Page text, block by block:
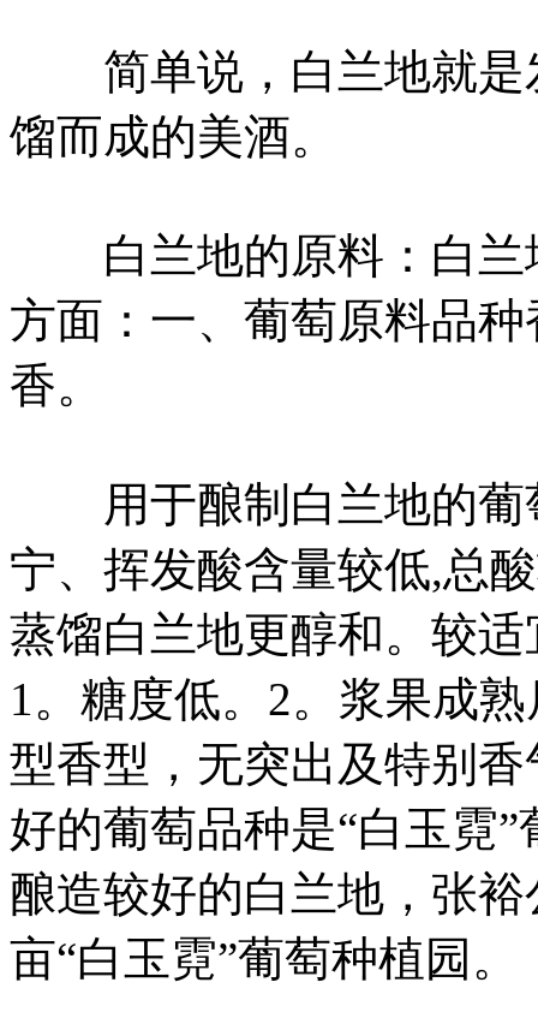
简单说，白兰地就是
馏而成的美酒。
白兰地的原料：白兰
方面：一、葡萄原料品
香。
用于酿制白兰地的葡
宁、挥发酸含量较低,总
蒸馏白兰地更醇和。较
1。糖度低。2。浆果成
型香型，无突出及特别
好的葡萄品种是“白玉霓”
酿造较好的白兰地，张
亩“白玉霓”葡萄种植园。